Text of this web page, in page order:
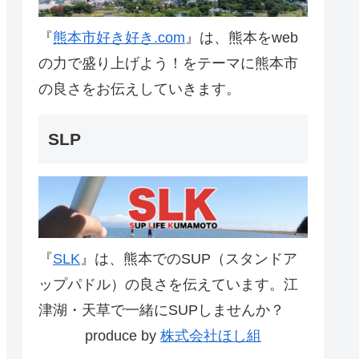
『熊本市好き好き.com 』は、熊本をweb
の力で盛り上げよう！をテーマに熊本市
の良さをお伝えしていきます。
SLP
『SLK 』は、熊本でのSUP（スタンドア
ップパドル）の良さを伝えています。江
津湖・天草で一緒にSUPしませんか？
produce by 株式会社ほし組